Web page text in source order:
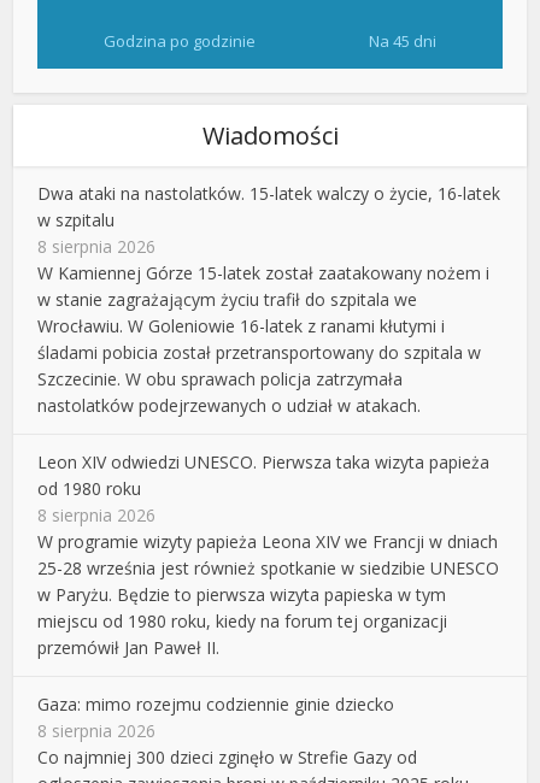
Godzina po godzinie Na 45 dni
Wiadomości
Dwa ataki na nastolatków. 15-latek walczy o życie, 16-latek
w szpitalu
8 sierpnia 2026
W Kamiennej Górze 15-latek został zaatakowany nożem i
w stanie zagrażającym życiu trafił do szpitala we
Wrocławiu. W Goleniowie 16-latek z ranami kłutymi i
śladami pobicia został przetransportowany do szpitala w
Szczecinie. W obu sprawach policja zatrzymała
nastolatków podejrzewanych o udział w atakach.
Leon XIV odwiedzi UNESCO. Pierwsza taka wizyta papieża
od 1980 roku
8 sierpnia 2026
W programie wizyty papieża Leona XIV we Francji w dniach
25-28 września jest również spotkanie w siedzibie UNESCO
w Paryżu. Będzie to pierwsza wizyta papieska w tym
miejscu od 1980 roku, kiedy na forum tej organizacji
przemówił Jan Paweł II.
Gaza: mimo rozejmu codziennie ginie dziecko
8 sierpnia 2026
Co najmniej 300 dzieci zginęło w Strefie Gazy od